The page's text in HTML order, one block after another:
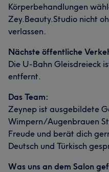
Körperbehandlungen
Zey.Beauty.Studio nicht
verlassen.
Nächste öffentliche
Die U-Bahn Gleisdreieck
entfernt.
Das Team:
Zeynep ist ausgebildete
Wimpern/Augenbrauen
Freude und berät dich
Deutsch und Türkisch
Was uns an dem Salon